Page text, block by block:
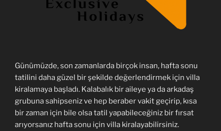
Günümüzde, son zamanlarda birçok insan, hafta sonu
tatilini daha güzel bir şekilde değerlendirmek için villa
kiralamaya başladı. Kalabalık bir aileye ya da arkadaş
grubuna sahipseniz ve hep beraber vakit geçirip, kısa
bir zaman için bile olsa tatil yapabileceğiniz bir fırsat
arıyorsanız hafta sonu için villa kiralayabilirsiniz.